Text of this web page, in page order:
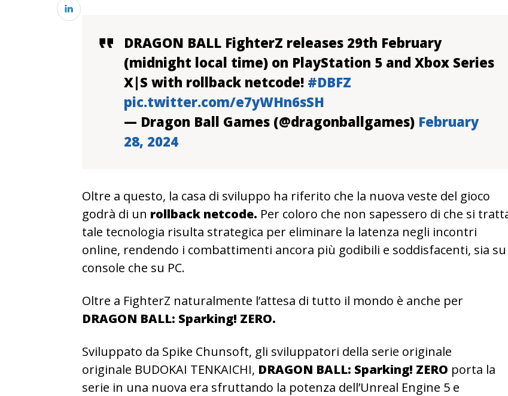
DRAGON BALL FighterZ releases 29th February
(midnight local time) on PlayStation 5 and Xbox Series
X|S with rollback netcode! #DBFZ
pic.twitter.com/e7yWHn6sSH
— Dragon Ball Games (@dragonballgames) February
28, 2024
Oltre a questo, la casa di sviluppo ha riferito che la nuova veste del gioco
godrà di un rollback netcode. Per coloro che non sapessero di che si
tale tecnologia risulta strategica per eliminare la latenza negli incontri
online, rendendo i combattimenti ancora più godibili e soddisfacenti, sia su
console che su PC.
Oltre a FighterZ naturalmente l’attesa di tutto il mondo è anche per
DRAGON BALL: Sparking! ZERO.
Sviluppato da Spike Chunsoft, gli sviluppatori della serie originale
originale BUDOKAI TENKAICHI, DRAGON BALL: Sparking! ZERO porta la
serie in una nuova era sfruttando la potenza dell’Unreal Engine 5 e